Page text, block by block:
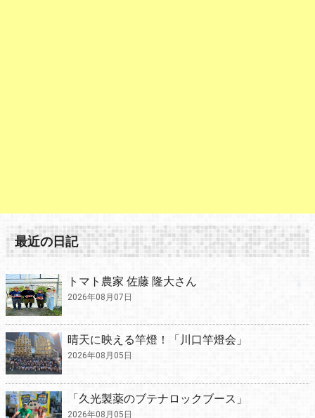
最近の日記
トマト農家 佐藤 隆大さん
2026年08月07日
晴天に映える竿燈！「川口竿燈会」
2026年08月05日
「久光製薬のブテナロックブース」
2026年08月05日